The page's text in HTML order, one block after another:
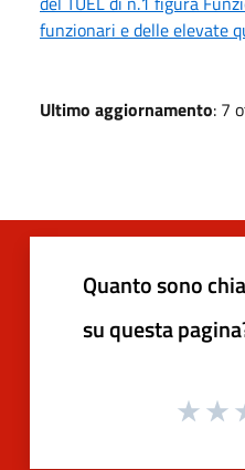
funzionari e delle elevate
Ultimo aggiornamento: 7
Quanto sono
su questa